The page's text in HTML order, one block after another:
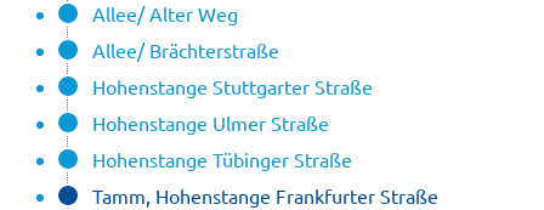
Allee/ Alter Weg
Allee/ Brächterstraße
Hohenstange Stuttgarter Straße
Hohenstange Ulmer Straße
Hohenstange Tübinger Straße
Tamm, Hohenstange Frankfurter Straße